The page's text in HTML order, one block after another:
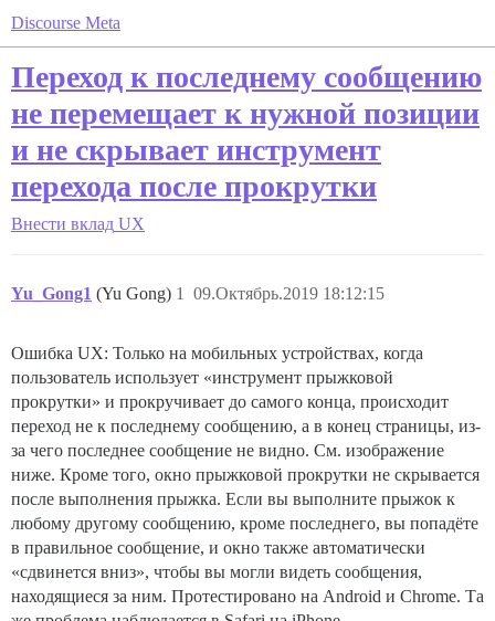
Discourse Meta
Переход к последнему сообщению
не перемещает к нужной позиции
и не скрывает инструмент
перехода после прокрутки
Внести вклад UX
Yu_Gong1 (Yu Gong) 09.Октябрь.2019 18:12:15
1
Ошибка UX: Только на мобильных устройствах, когда
пользователь использует «инструмент прыжковой
прокрутки» и прокручивает до самого конца, происходит
переход не к последнему сообщению, а в конец страницы, из-
за чего последнее сообщение не видно. См. изображение
ниже. Кроме того, окно прыжковой прокрутки не скрывается
после выполнения прыжка. Если вы выполните прыжок к
любому другому сообщению, кроме последнего, вы попадёте
в правильное сообщение, и окно также автоматически
«сдвинется вниз», чтобы вы могли видеть сообщения,
находящиеся за ним. Протестировано на Android и Chrome. Та